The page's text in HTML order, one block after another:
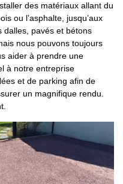
des matériaux allant du
ou l’asphalte, jusqu’aux
dalles, pavés et bétons
nous pouvons toujours
aider à prendre une
à notre entreprise
et de parking afin de
un magnifique rendu.